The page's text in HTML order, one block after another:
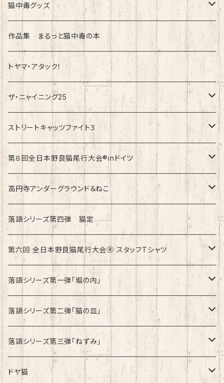
猫中毒グッズ
ラバーバンド（ブレスレット・リストバンド）
作品集 まるっと猫中毒の本
トヤマ・アタック！
ザ・ニャイニング25
速乾ドライタイプ
綿100%ノーマルタイプ
ストリートキャッツファイト３
速乾ドライタイプ
綿100%ノーマルタイプ
第８回全日本野良猫尾行大会®︎inドイツ
第8回全日本野良猫尾行大会®︎inドイツ Light
第8回全日本野良猫尾行大会®︎inドイツ Dark
高円寺アンダーグラウンド＆ねこ
綿100%ノーマルタイプ
落語シリーズ第四弾 猫定
第六回 全日本野良猫尾行大会Ⓡ スタッフTシャツ
速乾ドライタイプ
綿100%ノーマルタイプ
落語シリーズ第一弾「堀の内」
速乾ドライタイプ
落語シリーズ第二弾「猫の皿」
速乾ドライタイプ
落語シリーズ第三弾「ねずみ」
速乾ドライタイプ
ドヤ猫